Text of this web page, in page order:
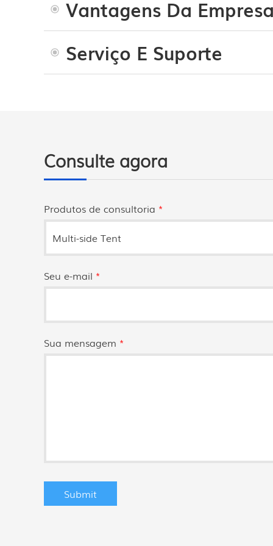
Vantagens Da Empresa
Serviço E Suporte
Consulte agora
Produtos de consultoria *
Seu e-mail *
Sua mensagem *